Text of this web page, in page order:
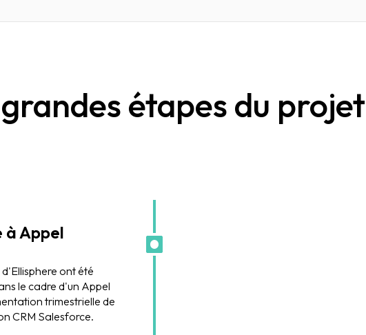
étapes du projet
à Appel
ont été
le cadre d'un Appel
trimestrielle de
CRM Salesforce.